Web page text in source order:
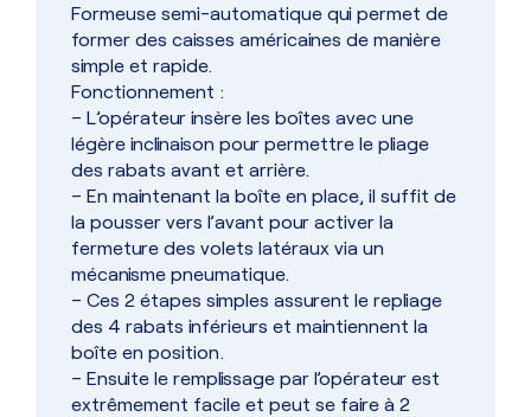
Formeuse semi-automatique qui permet de
former des caisses américaines de manière
simple et rapide.
Fonctionnement :
– L’opérateur insère les boîtes avec une
légère inclinaison pour permettre le pliage
des rabats avant et arrière.
– En maintenant la boîte en place, il suffit de
la pousser vers l’avant pour activer la
fermeture des volets latéraux via un
mécanisme pneumatique.
– Ces 2 étapes simples assurent le repliage
des 4 rabats inférieurs et maintiennent la
boîte en position.
– Ensuite le remplissage par l’opérateur est
extrêmement facile et peut se faire à 2